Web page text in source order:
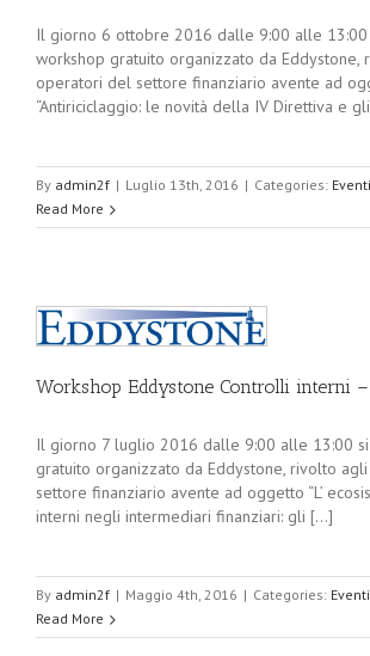
Il giorno 6 ottobre 2016 dalle 9:00 alle
workshop gratuito organizzato da Eddystone,
operatori del settore finanziario avente ad
“Antiriciclaggio: le novità della IV Direttiva e
By admin2f | Luglio 13th, 2016 | Categories: Eventi
Read More
Workshop Eddystone Controlli interni
Il giorno 7 luglio 2016 dalle 9:00 alle 13:00
gratuito organizzato da Eddystone, rivolto
settore finanziario avente ad oggetto “L’
interni negli intermediari finanziari: gli [...]
By admin2f | Maggio 4th, 2016 | Categories: Eventi
Read More